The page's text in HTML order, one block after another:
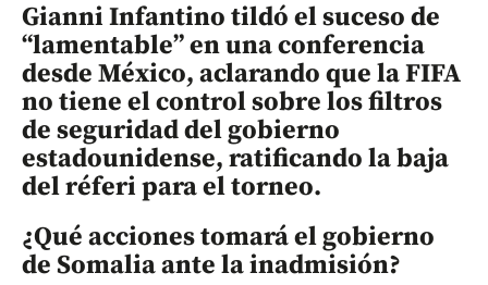
Gianni Infantino tildó el suceso de
“lamentable” en una conferencia
desde México, aclarando que la FIFA
no tiene el control sobre los filtros
de seguridad del gobierno
estadounidense, ratificando la baja
del réferi para el torneo.
¿Qué acciones tomará el gobierno
de Somalia ante la inadmisión?